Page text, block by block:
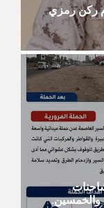
ركن رمزي
والخمسين.